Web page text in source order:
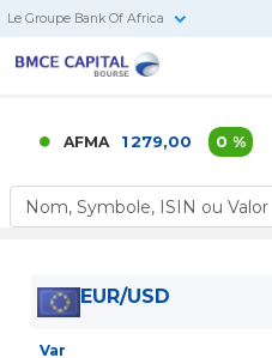
Le Groupe Bank Of Africa
AFMA 1 279,00 0 %
EUR/USD
Var